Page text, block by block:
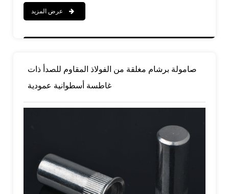
صامولة برشام مغلقة من الفولاذ المقاوم للصدأ ذات
غاطسة أسطوانية عمودية